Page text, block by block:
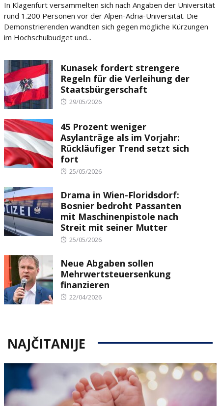
In Klagenfurt versammelten sich nach Angaben der Universität
rund 1.200 Personen vor der Alpen-Adria-Universität. Die
Demonstrierenden wandten sich gegen mögliche Kürzungen
im Hochschulbudget und...
Kunasek fordert strengere
Regeln für die Verleihung der
Staatsbürgerschaft
Posted
29/05/2026
45 Prozent weniger
Asylanträge als im Vorjahr:
Rückläufiger Trend setzt sich
fort
Posted
25/05/2026
Drama in Wien-Floridsdorf:
Bosnier bedroht Passanten
mit Maschinenpistole nach
Streit mit seiner Mutter
Posted
25/05/2026
Neue Abgaben sollen
Mehrwertsteuersenkung
finanzieren
Posted
22/04/2026
NAJČITANIJE